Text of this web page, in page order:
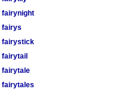
fairynight
fairys
fairystick
fairytail
fairytale
fairytales